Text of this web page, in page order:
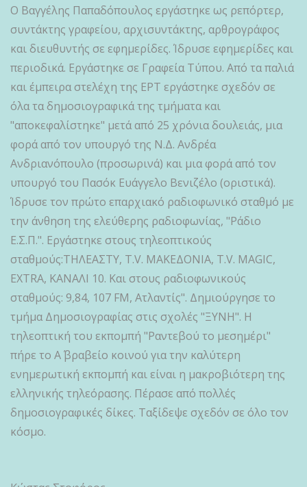
Ο Βαγγέλης Παπαδόπουλος εργάστηκε ως ρεπόρτερ,
συντάκτης γραφείου, αρχισυντάκτης, αρθρογράφος
και διευθυντής σε εφημερίδες. Ίδρυσε εφημερίδες και
περιοδικά. Εργάστηκε σε Γραφεία Τύπου. Από τα παλιά
και έμπειρα στελέχη της ΕΡΤ εργάστηκε σχεδόν σε
όλα τα δημοσιογραφικά της τμήματα και
"αποκεφαλίστηκε" μετά από 25 χρόνια δουλειάς, μια
φορά από τον υπουργό της Ν.Δ. Ανδρέα
Ανδριανόπουλο (προσωρινά) και μια φορά από τον
υπουργό του Πασόκ Ευάγγελο Βενιζέλο (οριστικά).
Ίδρυσε τον πρώτο επαρχιακό ραδιοφωνικό σταθμό με
την άνθηση της ελεύθερης ραδιοφωνίας, "Ράδιο
Ε.Σ.Π.". Εργάστηκε στους τηλεοπτικούς
σταθμούς:ΤΗΛΕΑΣΤΥ, Τ.V. ΜΑΚΕΔΟΝΙΑ, Τ.V. MAGIC,
EXTRA, ΚΑΝΑΛΙ 10. Και στους ραδιοφωνικούς
σταθμούς: 9,84, 107 FM, Ατλαντίς". Δημιούργησε το
τμήμα Δημοσιογραφίας στις σχολές "ΞΥΝΗ". Η
τηλεοπτική του εκπομπή "Ραντεβού το μεσημέρι"
πήρε το Α΄ βραβείο κοινού για την καλύτερη
ενημερωτική εκπομπή και είναι η μακροβιότερη της
ελληνικής τηλεόρασης. Πέρασε από πολλές
δημοσιογραφικές δίκες. Ταξίδεψε σχεδόν σε όλο τον
κόσμο.